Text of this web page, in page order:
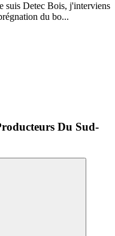
suis Detec Bois, j'interviens
du bo...
Du Sud-